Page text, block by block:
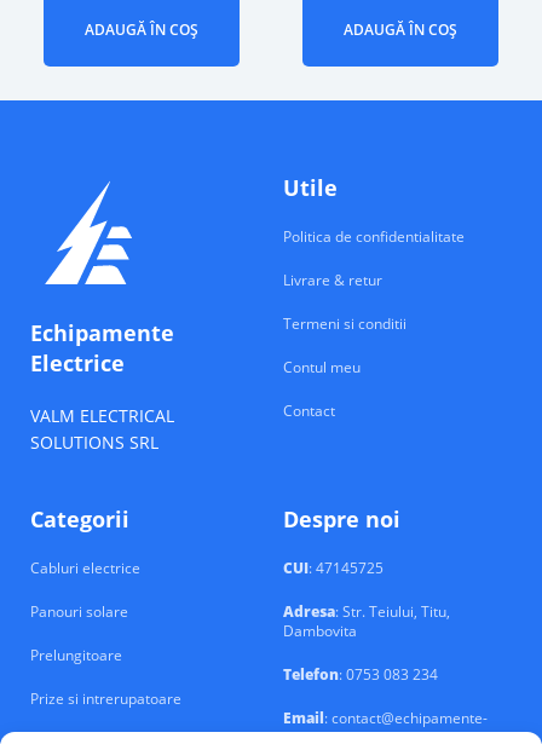
ADAUGĂ ÎN COȘ ADAUGĂ ÎN COȘ
Echipamente
Electrice
VALM ELECTRICAL
SOLUTIONS SRL
Utile
Politica de confidentialitate
Livrare & retur
Termeni si conditii
Contul meu
Contact
Categorii
Cabluri electrice
Panouri solare
Prelungitoare
Prize si intrerupatoare
Despre noi
CUI: 47145725
Adresa: Str. Teiului, Titu,
Dambovita
Telefon: 0753 083 234
Email: contact@echipamente-
electrice.ro